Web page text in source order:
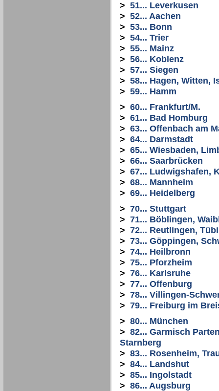
> 51... Leverkusen
> 52... Aachen
> 53... Bonn
> 54... Trier
> 55... Mainz
> 56... Koblenz
> 57... Siegen
> 58... Hagen, Witten,
> 59... Hamm
> 60... Frankfurt/M.
> 61... Bad Homburg
> 63... Offenbach am
> 64... Darmstadt
> 65... Wiesbaden,
> 66... Saarbrücken
> 67... Ludwigshafen,
> 68... Mannheim
> 69... Heidelberg
> 70... Stuttgart
> 71... Böblingen,
> 72... Reutlingen,
> 73... Göppingen,
> 74... Heilbronn
> 75... Pforzheim
> 76... Karlsruhe
> 77... Offenburg
> 78... Villingen-
> 79... Freiburg im
> 80... München
> 82... Garmisch
Starnberg
> 83... Rosenheim,
> 84... Landshut
> 85... Ingolstadt
> 86... Augsburg